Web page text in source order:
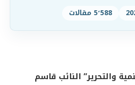
5٬588 مقالات
والتحرير” النائب قاسم